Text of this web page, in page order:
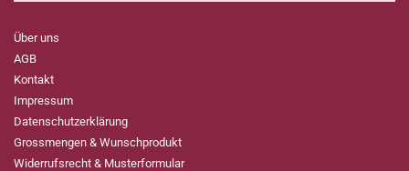
Über uns
AGB
Kontakt
Impressum
Datenschutzerklärung
Grossmengen & Wunschprodukt
Widerrufsrecht & Musterformular